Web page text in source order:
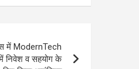
में ModernTech
निवेश व सहयोग के